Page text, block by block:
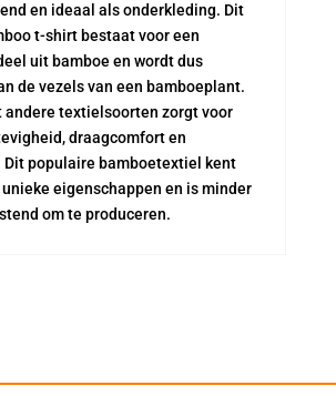
en ideaal als onderkleding. Dit
t-shirt bestaat voor een
uit bamboe en wordt dus
de vezels van een bamboeplant.
andere textielsoorten zorgt voor
draagcomfort en
populaire bamboetextiel kent
eigenschappen en is minder
om te produceren.